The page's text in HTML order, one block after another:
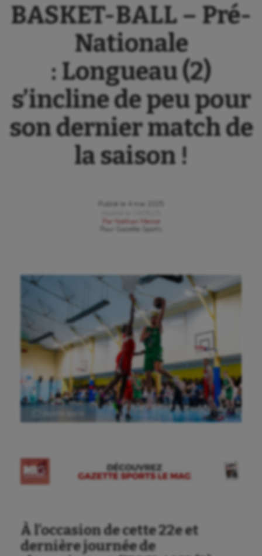
BASKET-BALL – Pré-
Nationale
: Longueau (2)
s’incline de peu pour
son dernier match de
la saison !
Publié le
4 mai 2025
Par
Nathan Mence
Gazette Sports
À l’occasion de cette 22e et
dernière journée de